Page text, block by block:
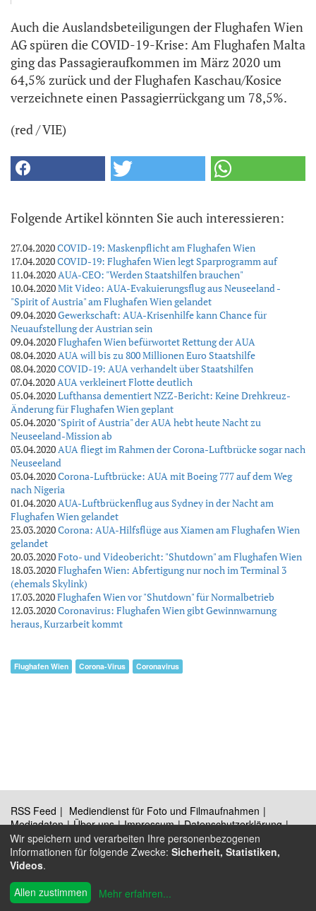
Auch die Auslandsbeteiligungen der Flughafen Wien
AG spüren die COVID-19-Krise: Am Flughafen Malta
ging das Passagieraufkommen im März 2020 um
64,5% zurück und der Flughafen Kaschau/Kosice
verzeichnete einen Passagierrückgang um 78,5%.
(red / VIE)
Folgende Artikel könnten Sie auch interessieren:
27.04.2020COVID-19: Maskenpflicht am Flughafen Wien
17.04.2020COVID-19: Flughafen Wien legt Sparprogramm auf
11.04.2020AUA-CEO: "Werden Staatshilfen brauchen"
10.04.2020Mit Video: AUA-Evakuierungsflug aus Neuseeland -
"Spirit of Austria" am Flughafen Wien gelandet
09.04.2020Gewerkschaft: AUA-Krisenhilfe kann Chance für
Neuaufstellung der Austrian sein
09.04.2020Flughafen Wien befürwortet Rettung der AUA
08.04.2020AUA will bis zu 800 Millionen Euro Staatshilfe
08.04.2020COVID-19: AUA verhandelt über Staatshilfen
07.04.2020AUA verkleinert Flotte deutlich
05.04.2020Lufthansa dementiert NZZ-Bericht: Keine Drehkreuz-
Änderung für Flughafen Wien geplant
05.04.2020"Spirit of Austria" der AUA hebt heute Nacht zu
Neuseeland-Mission ab
03.04.2020AUA fliegt im Rahmen der Corona-Luftbrücke sogar nach
Neuseeland
03.04.2020Corona-Luftbrücke: AUA mit Boeing 777 auf dem Weg
nach Nigeria
01.04.2020AUA-Luftbrückenflug aus Sydney in der Nacht am
Flughafen Wien gelandet
23.03.2020Corona: AUA-Hilfsflüge aus Xiamen am Flughafen Wien
gelandet
20.03.2020Foto- und Videobericht: "Shutdown" am Flughafen Wien
18.03.2020Flughafen Wien: Abfertigung nur noch im Terminal 3
(ehemals Skylink)
17.03.2020Flughafen Wien vor "Shutdown" für Normalbetrieb
12.03.2020Coronavirus: Flughafen Wien gibt Gewinnwarnung
heraus, Kurzarbeit kommt
Flughafen Wien Corona-Virus Coronavirus
RSS Feed
Mediendienst für Foto und Filmaufnahmen
Mediadaten
Über uns Impressum
Datenschutzerklärung
Kontakt
© 2009 - 2026 Austrian Wings®
Wir speichern und verarbeiten Ihre personenbezogenen
Informationen für folgende Zwecke: Sicherheit, Statistiken,
Videos.
Allen zustimmen
Mehr erfahren...